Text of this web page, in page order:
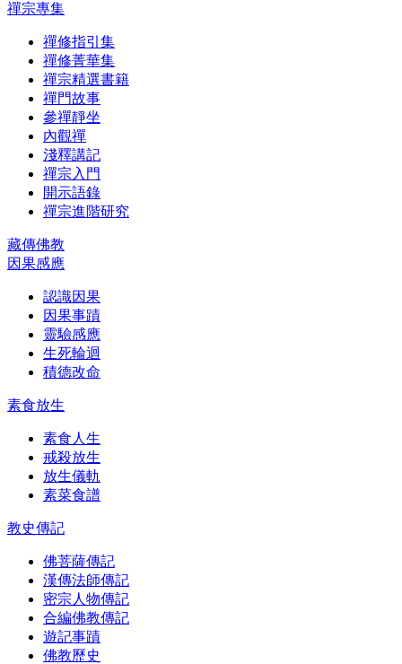
禪宗專集
禪修指引集
禪修菁華集
禪宗精選書籍
禪門故事
參禪靜坐
內觀禪
淺釋講記
禪宗入門
開示語錄
禪宗進階研究
藏傳佛教
因果感應
認識因果
因果事蹟
靈驗感應
生死輪迴
積德改命
素食放生
素食人生
戒殺放生
放生儀軌
素菜食譜
教史傳記
佛菩薩傳記
漢傳法師傳記
密宗人物傳記
合編佛教傳記
遊記事蹟
佛教歷史